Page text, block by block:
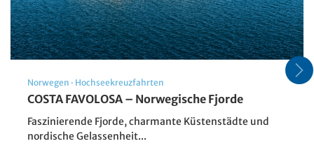
Sommer in den Niederlanden
Norwegen · Hochseekreuzfahrten
COSTA FAVOLOSA – Norwegische Fjorde
Faszinierende Fjorde, charmante Küstenstädte und
nordische Gelassenheit...